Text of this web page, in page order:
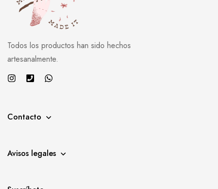
Todos los productos han sido hechos
artesanalmente.
Contacto
Avisos legales